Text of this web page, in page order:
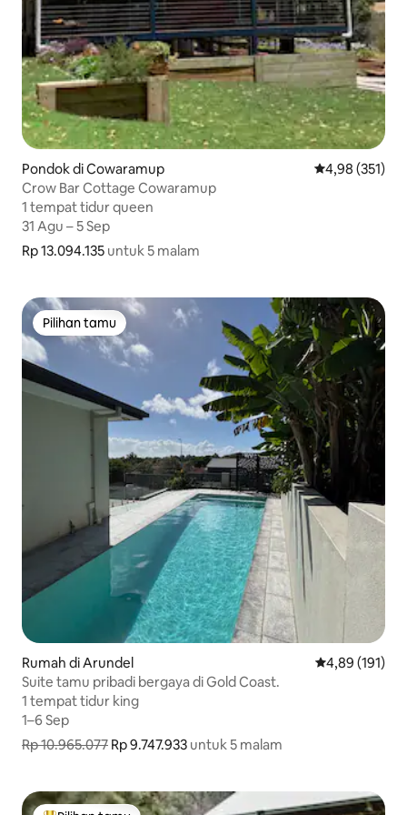
Pondok di Cowaramup
Crow Bar Cottage Cowaramup
1 tempat tidur queen
1 tempat tidur queen
31 Agu – 5 Sep
31 Agu – 5 Sep
Rp 13.094.135 untuk 5 malam
Rp 13.094.135 untuk 5 malam
Nilai rata-rata
4,98 (351)
Pilihan tamu
Pilihan tamu
Rumah di Arundel
Suite tamu pribadi bergaya di Gold Coast.
1 tempat tidur king
1 tempat tidur king
1–6 Sep
1–6 Sep
Rp 10.965.077 Rp 9.747.933 untuk 5 malam
Nilai rata-rata
4,89 (191)